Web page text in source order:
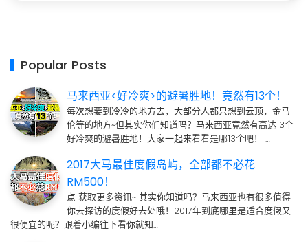
Popular Posts
马来西亚<好冷爽>的避暑胜地！竟然有13个！
每次想要到冷冷的地方去，大部分人都只想到云顶，金马
伦等的地方~但其实你们知道吗？马来西亚竟然有高达13个
好冷爽的避暑胜地！大家一起来看看是哪13个吧！ …
2017大马最佳度假岛屿，全部都不必花
RM500！
点 获取更多资讯~ 其实你知道吗？马来西亚也有很多值得
你去探访的度假好去处哦！2017年到底哪里是适合度假又
很便宜的呢？跟着小编往下看你就知…